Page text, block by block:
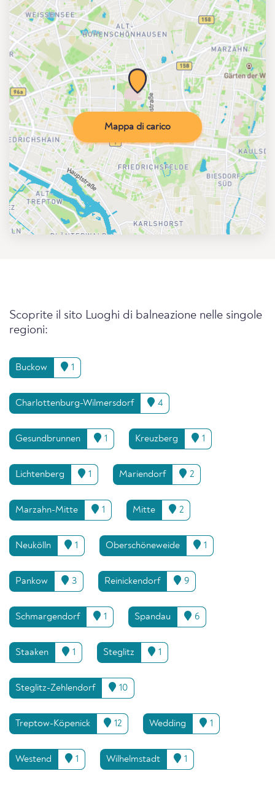
Mappa di carico
Scoprite il sito Luoghi di balneazione nelle singole
regioni:
Buckow 1
Charlottenburg-Wilmersdorf 4
Gesundbrunnen 1 Kreuzberg 1
Lichtenberg 1 Mariendorf 2
Marzahn-Mitte 1 Mitte 2
Neukölln 1 Oberschöneweide 1
Pankow 3 Reinickendorf 9
Schmargendorf 1 Spandau 6
Staaken 1 Steglitz 1
Steglitz-Zehlendorf 10
Treptow-Köpenick 12 Wedding 1
Westend 1 Wilhelmstadt 1